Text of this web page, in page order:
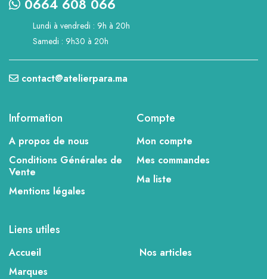
0664 608 066
Lundi à vendredi : 9h à 20h
Samedi : 9h30 à 20h
contact@atelierpara.ma
Information
A propos de nous
Conditions Générales de
Vente
Mentions légales
Compte
Mon compte
Mes commandes
Ma liste
Liens utiles
Accueil
Nos articles
Marques